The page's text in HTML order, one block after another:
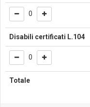
0
Disabili certificati L.104
0
Totale